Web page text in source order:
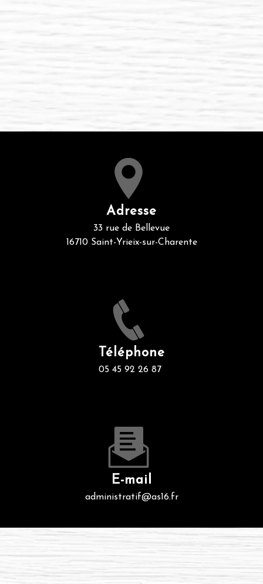
Adresse
33 rue de Bellevue
16710 Saint-Yrieix-sur-Charente
Téléphone
05 45 92 26 87
E-mail
administratif@as16.fr